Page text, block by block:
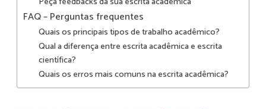
FAQ – Perguntas frequentes
Quais os principais tipos de trabalho acadêmico?
Qual a diferença entre escrita acadêmica e escrita
científica?
Quais os erros mais comuns na escrita acadêmica?